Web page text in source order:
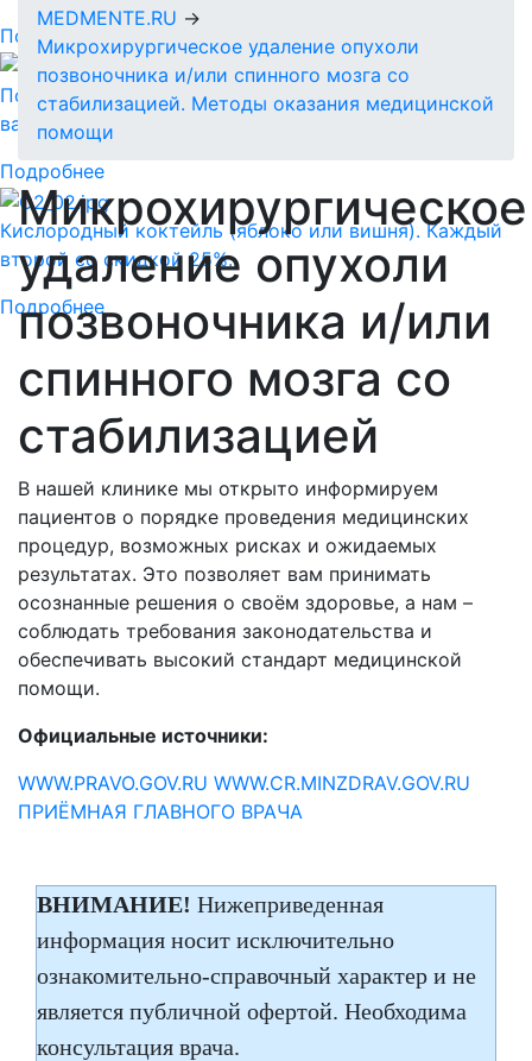
Подробнее
Подарочный сертификат-идеальный подарок для
ваших близких!
Подробнее
Кислородный коктейль (яблоко или вишня). Каждый
второй со скидкой 25%.
Подробнее
MEDMENTE.RU →
Микрохирургическое удаление опухоли
позвоночника и/или спинного мозга со
стабилизацией. Методы оказания медицинской
помощи
Микрохирургическое
удаление опухоли
позвоночника и/или
спинного мозга со
стабилизацией
В нашей клинике мы открыто информируем
пациентов о порядке проведения медицинских
процедур, возможных рисках и ожидаемых
результатах. Это позволяет вам принимать
осознанные решения о своём здоровье, а нам –
соблюдать требования законодательства и
обеспечивать высокий стандарт медицинской
помощи.
Официальные источники:
WWW.PRAVO.GOV.RU WWW.CR.MINZDRAV.GOV.RU
ПРИЁМНАЯ ГЛАВНОГО ВРАЧА
ВНИМАНИЕ! Нижеприведенная
информация носит исключительно
ознакомительно-справочный характер и не
является публичной офертой. Необходима
консультация врача.